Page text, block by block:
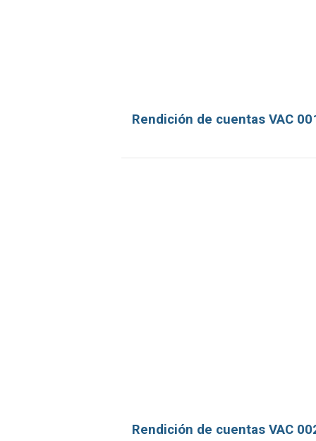
Rendición de cuentas VAC
Rendición de cuentas VAC